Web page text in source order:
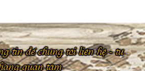
tin để chúng tôi liên hệ - tư
quan tâm